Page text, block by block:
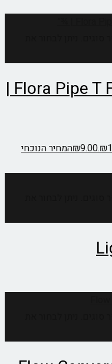
מתאם צינור Flora Pipe T Fitting |
₪9.00 המחיר הנוכחי